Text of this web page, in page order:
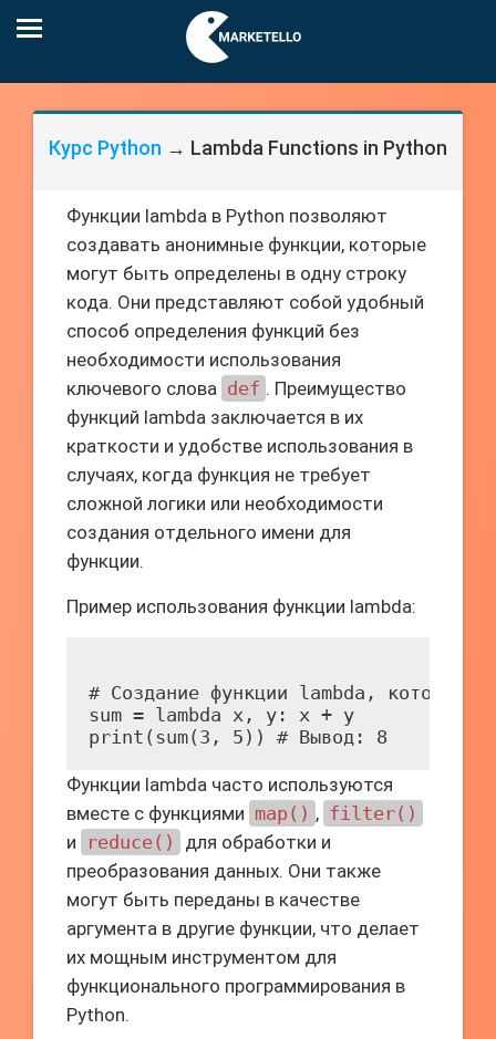
Курс Python → Lambda Functions in Python
Функции lambda в Python позволяют
создавать анонимные функции, которые
могут быть определены в одну строку
кода. Они представляют собой удобный
способ определения функций без
необходимости использования
ключевого слова def . Преимущество
функций lambda заключается в их
краткости и удобстве использования в
случаях, когда функция не требует
сложной логики или необходимости
создания отдельного имени для
функции.
Пример использования функции lambda:
# Создание функции lambda, которая
sum = lambda x, y: x + y
Функции lambda часто используются
вместе с функциями map() , filter()
и
reduce()
для обработки и
преобразования данных. Они также
могут быть переданы в качестве
аргумента в другие функции, что делает
их мощным инструментом для
функционального программирования в
Python.